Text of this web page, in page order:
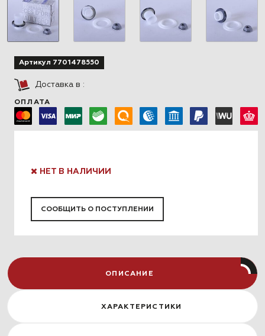
Артикул 7701478550
Доставка в :
ОПЛАТА
НЕТ В НАЛИЧИИ
СООБЩИТЬ О ПОСТУПЛЕНИИ
ОПИСАНИЕ
ХАРАКТЕРИСТИКИ